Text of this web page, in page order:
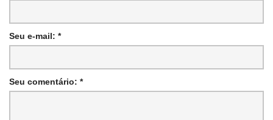
Seu e-mail: *
Seu comentário: *